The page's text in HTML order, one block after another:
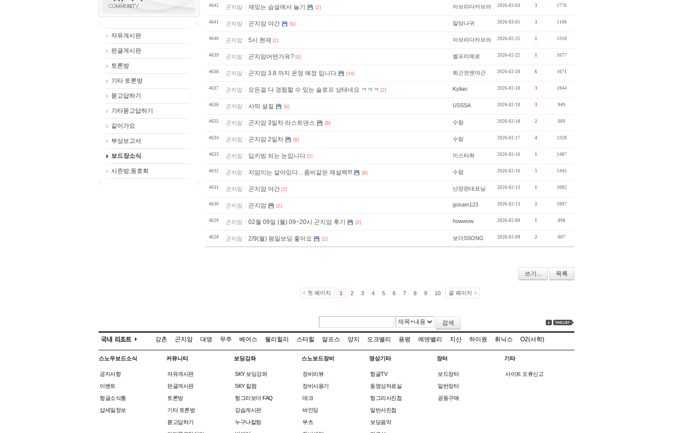
자유게시판
펀글게시판
토론방
기타 토론방
묻고답하기
기타묻고답하기
같이가요
부상보고서
보드장소식
시즌방,동호회
4642 곤지암 재밌는 습설에서 놀기 [2] 아브라다카브라 2026-03-03 3 1776
4641 곤지암 곤지암 야간 [6] 말당나귀 2026-03-01 3 1106
4640 곤지암 5시 현재 [2] 아브라다카브라 2026-02-25 1 1318
4639 곤지암 곤지암어떤가유? [6] 엘프리메로 2026-02-22 1 1677
4638 곤지암 곤지암 3.8 까지 운영 예정 입니다 [14] 퇴근전엔야근 2026-02-20 6 1671
4637 곤지암 모든걸 다 경험할 수 있는 슬로프 상태네요 ㅋㅋㅋ [2] Kylian 2026-02-18 3 1944
4636 곤지암 사막 설질 [6] USSSA 2026-02-18 3 949
4635 곤지암 곤지암 3일차 라스트댄스 [8] 수람 2026-02-18 2 669
4634 곤지암 곤지암 2일차 [6] 수람 2026-02-17 4 1328
4633 곤지암 딥키빙 되는 눈입니다 [2] 미스타촤 2026-02-16 1 1487
4632 곤지암 지암이는 살아있다... 좀비같은 제설력!!! [8] 수람 2026-02-16 5 1445
4631 곤지암 곤지암 야간 [2] 난장판대표님 2026-02-13 1 1082
4630 곤지암 곤지암 [2] gosam123 2026-02-13 2 1007
4629 곤지암 02월 09일 (월) 09~20시 곤지암 후기 [2] howwow 2026-02-09 1 898
4628 곤지암 2/9(월) 평일보딩 좋아요 [2] 보더SSONG 2026-02-09 2 607
쓰기... 목록
첫 페이지 1 2 3 4 5 6 7 8 9 10 끝 페이지
검색
강촌 곤지암 대명 무주 베어스 웰리힐리 스타힐 알프스 양지 오크밸리 용평 에덴밸리 지산 하이원 휘닉스 O2(서학)
스노우보드소식
공지사항
이벤트
헝글소식통
샵세일정보
커뮤니티
자유게시판
펀글게시판
토론방
기타 토론방
묻고답하기
보딩강좌
SKY 보딩강좌
SKY 칼럼
헝그리보더 FAQ
강습게시판
누구나칼럼
스노보드장비
장비리뷰
장비사용기
데크
바인딩
부츠
영상기타
헝글TV
동영상자료실
헝그리사진첩
일반사진첩
보딩음악
장터
보드장터
일반장터
공동구매
기타
사이트 오류신고